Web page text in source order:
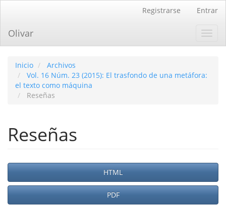
principal
Barra
Registrarse Entrar
Olivar
Inicio
Archivos
Vol. 16 Núm. 23 (2015): El trasfondo de una metáfora:
el texto como máquina
Reseñas
Reseñas
Barra
lateral
HTML
PDF